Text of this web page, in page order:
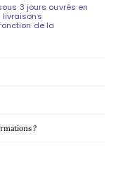
3 jours ouvrés en
livraisons
de la
?